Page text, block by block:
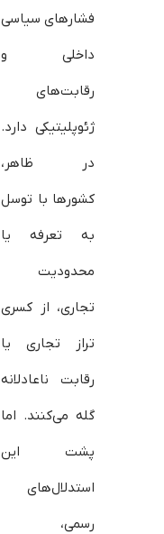
فشارهای سیاسی
داخلی و
رقابت‌های
ژئوپلیتیکی دارد.
در ظاهر،
کشورها با توسل
به تعرفه یا
محدودیت
تجاری، از کسری
تراز تجاری یا
رقابت ناعادلانه
گله می‌کنند. اما
پشت این
استدلال‌های
رسمی،